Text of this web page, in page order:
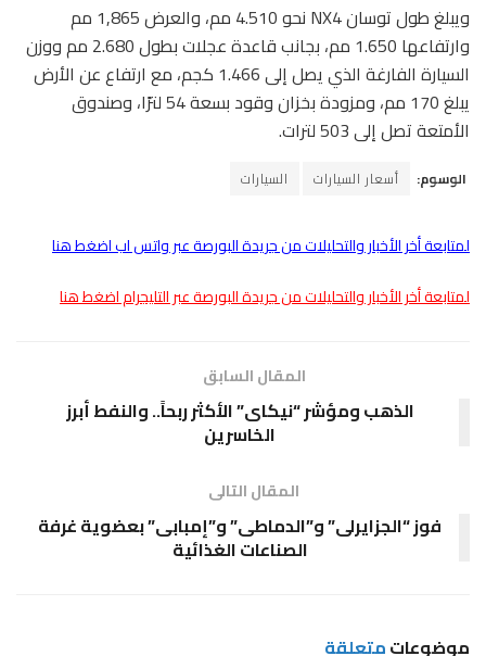
ويبلغ طول توسان NX4 نحو 4.510 مم، والعرض 1,865 مم
وارتفاعها 1.650 مم، بجانب قاعدة عجلات بطول 2.680 مم ووزن
السيارة الفارغة الذي يصل إلى 1.466 كجم، مع ارتفاع عن الأرض
يبلغ 170 مم، ومزودة بخزان وقود بسعة 54 لترًا، وصندوق
الأمتعة تصل إلى 503 لترات.
الوسوم: أسعار السيارات السيارات
لمتابعة أخر الأخبار والتحليلات من جريدة البورصة عبر واتس اب اضغط هنا
لمتابعة أخر الأخبار والتحليلات من جريدة البورصة عبر التليجرام اضغط هنا
المقال السابق
الذهب ومؤشر “نيكاى” الأكثر ربحاً.. والنفط أبرز
الخاسرين
المقال التالى
فوز “الجزايرلى” و”الدماطى” و”إمبابى” بعضوية غرفة
الصناعات الغذائية
موضوعاتمتعلقة